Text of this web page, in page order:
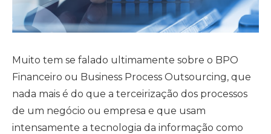
Muito tem se falado ultimamente sobre o BPO
Financeiro ou Business Process Outsourcing, que
nada mais é do que a terceirização dos processos
de um negócio ou empresa e que usam
intensamente a tecnologia da informação como